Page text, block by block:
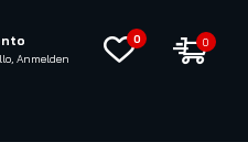
Anmelden
0 0